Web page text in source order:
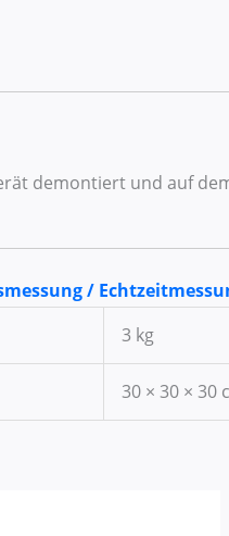
demontiert und auf
/
3 kg
30 × 30 × 30